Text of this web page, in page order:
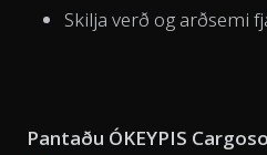
Skilja verð og arðsemi
Pantaðu ÓKEYPIS